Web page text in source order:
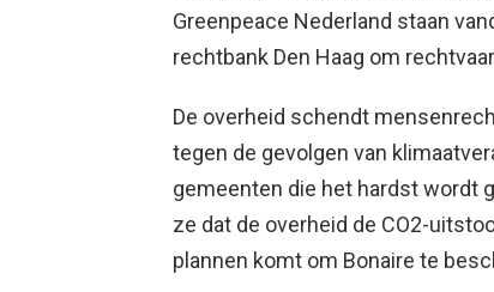
Greenpeace Nederland staan
rechtbank Den Haag om
De overheid schendt
tegen de gevolgen van
gemeenten die het hardst wordt
ze dat de overheid de CO2-
plannen komt om Bonaire te